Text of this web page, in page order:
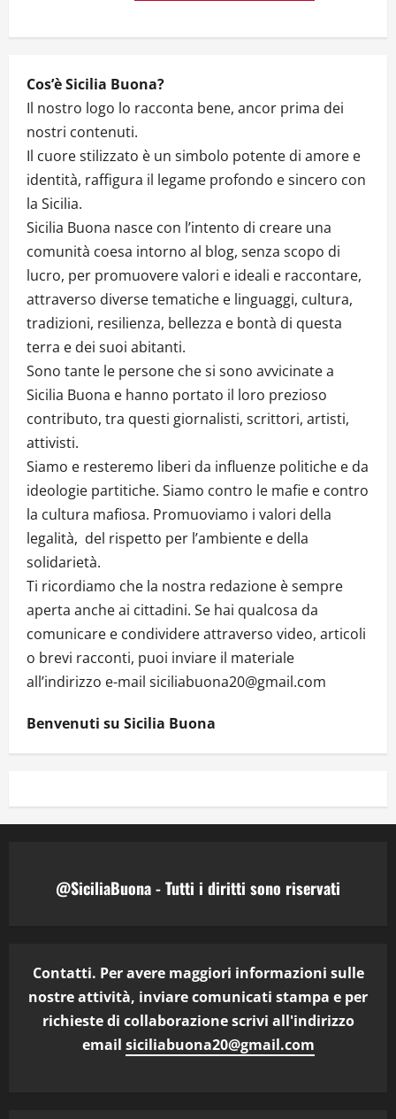
n
Cos’è Sicilia Buona?
Il nostro logo lo racconta bene, ancor prima dei
nostri contenuti.
Il cuore stilizzato è un simbolo potente di amore e
identità, raffigura il legame profondo e sincero con
la Sicilia.
Sicilia Buona nasce con l’intento di creare una
comunità coesa intorno al blog, senza scopo di
lucro, per promuovere valori e ideali e raccontare,
attraverso diverse tematiche e linguaggi, cultura,
tradizioni, resilienza, bellezza e bontà di questa
terra e dei suoi abitanti.
Sono tante le persone che si sono avvicinate a
Sicilia Buona e hanno portato il loro prezioso
contributo, tra questi giornalisti, scrittori, artisti,
attivisti.
Siamo e resteremo liberi da influenze politiche e da
ideologie partitiche. Siamo contro le mafie e contro
la cultura mafiosa. Promuoviamo i valori della
legalità, del rispetto per l’ambiente e della
solidarietà.
Ti ricordiamo che la nostra redazione è sempre
aperta anche ai cittadini. Se hai qualcosa da
comunicare e condividere attraverso video, articoli
o brevi racconti, puoi inviare il materiale
all’indirizzo e-mail siciliabuona20@gmail.com
Benvenuti su Sicilia Buona
@SiciliaBuona - Tutti i diritti sono riservati
Contatti. Per avere maggiori informazioni sulle
nostre attività, inviare comunicati stampa e per
richieste di collaborazione scrivi all'indirizzo
email siciliabuona20@gmail.com